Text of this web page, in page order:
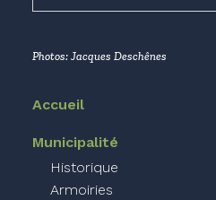
Photos: Jacques Deschênes
Accueil
Municipalité
Historique
Armoiries